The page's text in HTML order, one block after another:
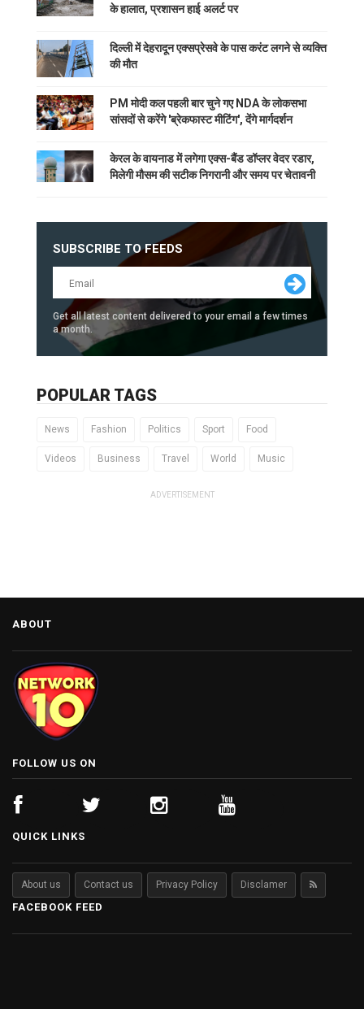
के हालात, प्रशासन हाई अलर्ट पर
दिल्ली में देहरादून एक्सप्रेसवे के पास करंट लगने से व्यक्ति
की मौत
PM मोदी कल पहली बार चुने गए NDA के लोकसभा
सांसदों से करेंगे 'ब्रेकफास्ट मीटिंग', देंगे मार्गदर्शन
केरल के वायनाड में लगेगा एक्स-बैंड डॉप्लर वेदर रडार,
मिलेगी मौसम की सटीक निगरानी और समय पर चेतावनी
SUBSCRIBE TO FEEDS
Get all latest content delivered to your email a few times
a month.
POPULAR TAGS
News Fashion Politics Sport Food
Videos Business Travel World Music
ADVERTISEMENT
ABOUT
FOLLOW US ON
QUICK LINKS
About us Contact us Privacy Policy Disclamer
FACEBOOK FEED